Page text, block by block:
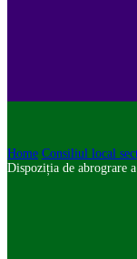
Home Consiliul local
Dispoziția de abrograre